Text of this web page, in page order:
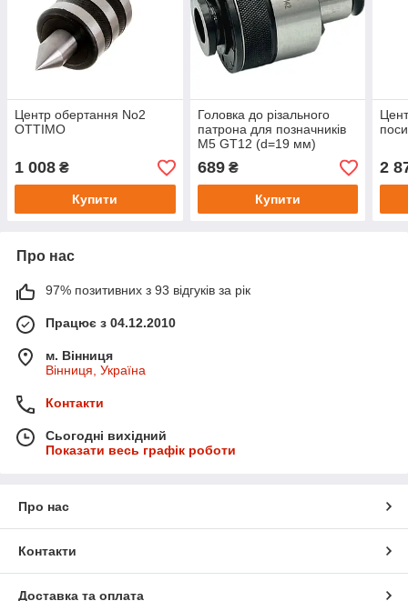
Центр обертання No2
OTTIMO
1 008 ₴
Купити
Головка до різального
патрона для позначників
М5 GT12 (d=19 мм)
GRIFF
689₴
Купити
2
Про нас
97% позитивних з 93 відгуків за рік
Працює з 04.12.2010
м. Вінниця
Вінниця, Україна
Контакти
Сьогодні вихідний
Показати весь графік роботи
Про нас
Контакти
Доставка та оплата